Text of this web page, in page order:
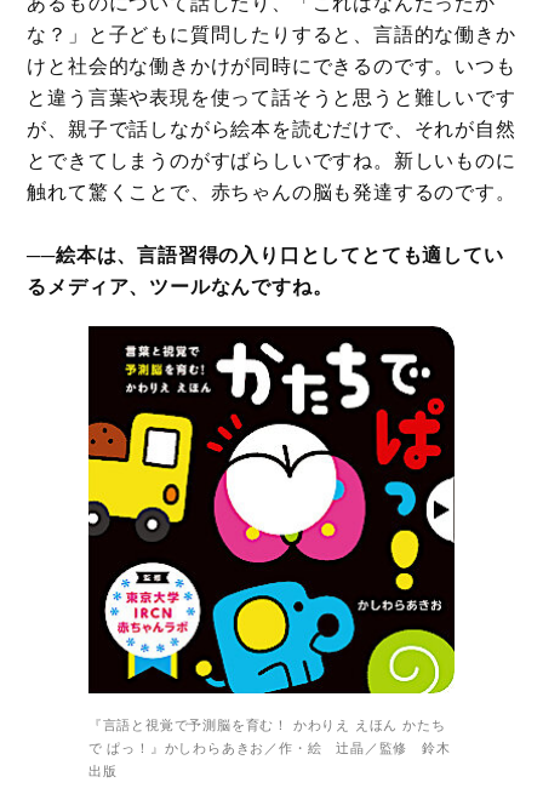
な？」と子どもに質問したりすると、言語的な働きか
けと社会的な働きかけが同時にできるのです。いつも
と違う言葉や表現を使って話そうと思うと難しいです
が、親子で話しながら絵本を読むだけで、それが自然
とできてしまうのがすばらしいですね。新しいものに
触れて驚くことで、赤ちゃんの脳も発達するのです。
──絵本は、言語習得の入り口としてとても適してい
るメディア、ツールなんですね。
『言語と視覚で予測脳を育む！ かわりえ えほん かたち
で ぱっ！』かしわらあきお／作・絵 辻晶／監修 鈴木
出版